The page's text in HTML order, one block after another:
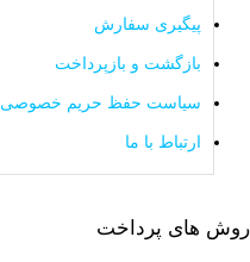
پیگیری سفارش
بازگشت و بازپرداخت
سیاست حفظ حریم خصوصی
ارتباط با ما
روش های پرداخت